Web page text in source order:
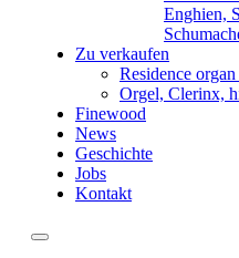
Enghien,
Zu verkaufen
Residence
Orgel, Clerinx,
Finewood
News
Geschichte
Jobs
Kontakt
Toggle navigation